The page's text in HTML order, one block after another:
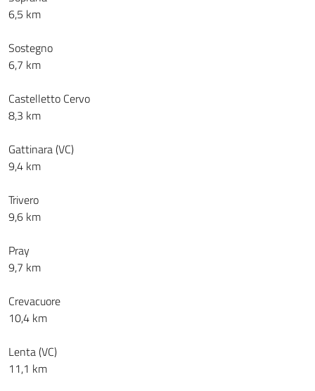
6,5 km
Sostegno
6,7 km
Castelletto Cervo
8,3 km
Gattinara (VC)
9,4 km
Trivero
9,6 km
Pray
9,7 km
Crevacuore
10,4 km
Lenta (VC)
11,1 km